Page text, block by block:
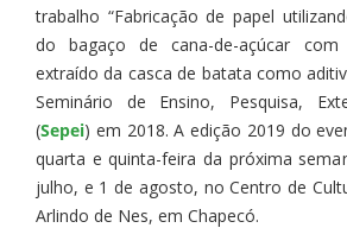
trabalho “Fabricação de papel
do bagaço de cana-de-açúcar
extraído da casca de batata como
Seminário de Ensino, Pesquisa,
(Sepei) em 2018. A edição 2019 do
quarta e quinta-feira da próxima
julho, e 1 de agosto, no Centro de
Arlindo de Nes, em Chapecó.